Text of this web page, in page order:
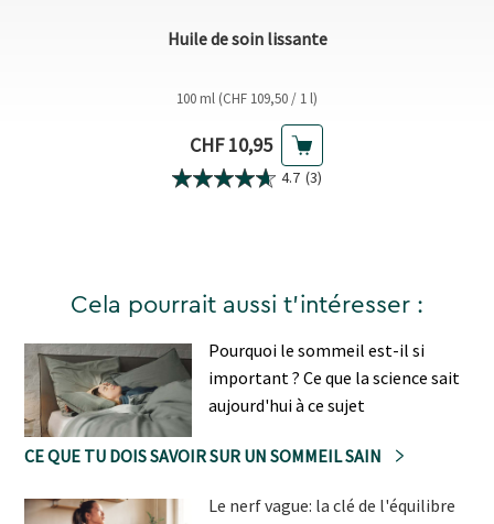
Huile de soin lissante
100 ml (CHF 109,50 / 1 l)
Prix actuel
CHF 10,95
4.7 (3)
Cela pourrait aussi t'intéresser :
Pourquoi le sommeil est-il si
important ? Ce que la science sait
aujourd'hui à ce sujet
CE QUE TU DOIS SAVOIR SUR UN SOMMEIL SAIN
Le nerf vague: la clé de l'équilibre